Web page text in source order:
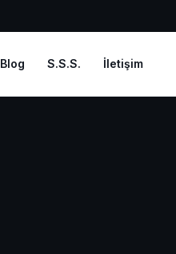
Blog S.S.S. İletişim